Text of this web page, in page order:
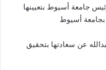
جامعة أسيوط بتعيينها
بجامعة أسيوط
عن سعادتها بتحقيق